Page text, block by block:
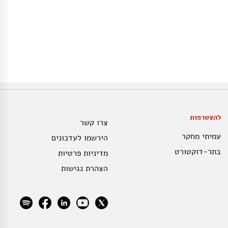
להצטרפות
עמיתי מחקר
בתר-דוקטורט
צרו קשר
הירשמו לעדכונים
מדיניות פרטיות
הצהרת נגישות